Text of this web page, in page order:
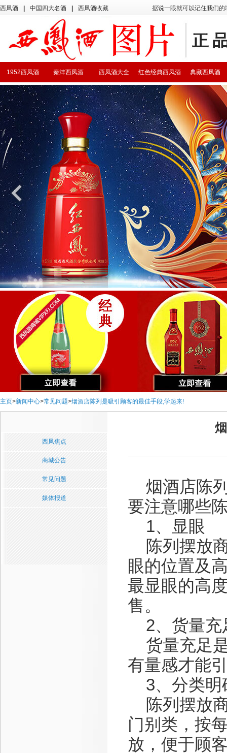
西凤酒 中国四大名酒 西凤酒收藏 据说一眼就可以记住我们
典藏西凤酒
红色经典西凤酒
西凤酒大全
秦沣西凤酒
1952西凤酒
主页>新闻中心>常见问题>烟酒店陈列是吸引顾客的最佳手段,学起来!
西凤焦点
商城公告
常见问题
媒体报道
烟酒店陈
要注意哪些
1、显眼
陈列摆放商
眼的位置及
最显眼的高
售。
2、货量充
货量充足
有量感才能
3、分类明
陈列摆放
门别类，按
放，便于顾